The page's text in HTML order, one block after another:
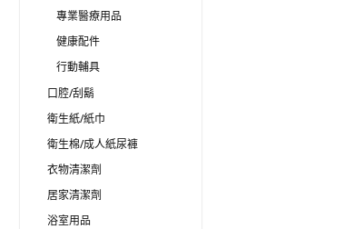
專業醫療用品
健康配件
行動輔具
口腔/刮鬍
衛生紙/紙巾
衛生棉/成人紙尿褲
衣物清潔劑
居家清潔劑
浴室用品